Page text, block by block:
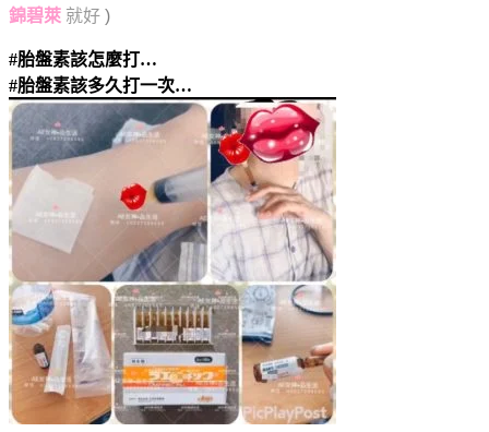
錦碧萊 就好 )
#胎盤素該怎麼打…
#胎盤素該多久打一次…